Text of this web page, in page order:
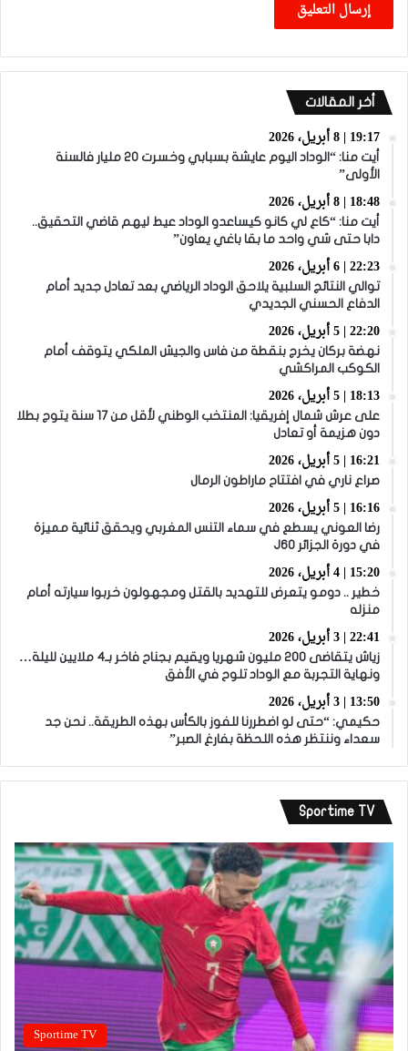
أخر المقالات
19:17 | 8 أبريل، 2026
أيت منا: “الوداد اليوم عايشة بسبابي وخسرت 20 مليار فالسنة
الأولى”
18:48 | 8 أبريل، 2026
أيت منا: “كاع لي كانو كيساعدو الوداد عيط ليهم قاضي التحقيق..
دابا حتى شي واحد ما بقا باغي يعاون”
22:23 | 6 أبريل، 2026
توالي النتائج السلبية يلاحق الوداد الرياضي بعد تعادل جديد أمام
الدفاع الحسني الجديدي
22:20 | 5 أبريل، 2026
نهضة بركان يخرج بنقطة من فاس والجيش الملكي يتوقف أمام
الكوكب المراكشي
18:13 | 5 أبريل، 2026
على عرش شمال إفريقيا: المنتخب الوطني لأقل من 17 سنة يتوج بطلا
دون هزيمة أو تعادل
16:21 | 5 أبريل، 2026
صراع ناري في افتتاح ماراطون الرمال
16:16 | 5 أبريل، 2026
رضا العوني يسطع في سماء التنس المغربي ويحقق ثنائية مميزة
في دورة الجزائر J60
15:20 | 4 أبريل، 2026
خطير .. دومو يتعرض للتهديد بالقتل ومجهولون خربوا سيارته أمام
منزله
22:41 | 3 أبريل، 2026
زياش يتقاضى 200 مليون شهريا ويقيم بجناح فاخر بـ4 ملايين لليلة…
ونهاية التجربة مع الوداد تلوح في الأفق
13:50 | 3 أبريل، 2026
حكيمي: “حتى لو اضطررنا للفوز بالكأس بهذه الطريقة.. نحن جد
سعداء وننتظر هذه اللحظة بفارغ الصبر”
Sportime TV
Sportime TV